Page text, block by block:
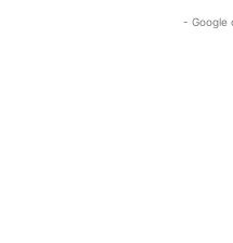
- Google